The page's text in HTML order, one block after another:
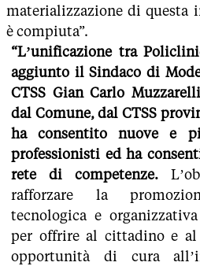
materializzazione di questa
è compiuta”.
“L’unificazione tra
aggiunto il Sindaco di
CTSS Gian Carlo
dal Comune, dal CTSS
ha consentito nuove e
professionisti ed ha
rete di competenze.
rafforzare la
tecnologica e
per offrire al cittadino e
opportunità di cura